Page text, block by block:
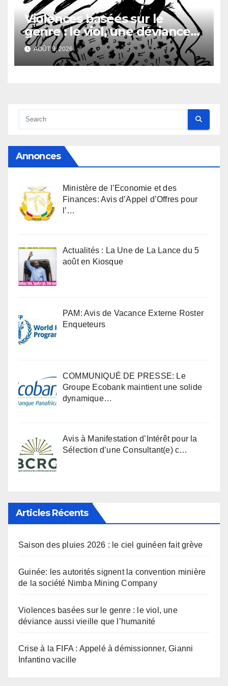
Violences basées sur le
genre : le viol, une déviance
aussi vieille que l’humanité
AOÛT 9, 2026
Annonces
Ministère de l’Economie et des
Finances: Avis d’Appel d’Offres pour
l’…
Actualités : La Une de La Lance du 5
août en Kiosque
PAM: Avis de Vacance Externe Roster
Enqueteurs
COMMUNIQUÉ DE PRESSE: Le
Groupe Ecobank maintient une solide
dynamique…
Avis à Manifestation d’Intérêt pour la
Sélection d’une Consultant(e) c…
Articles Récents
Saison des pluies 2026 : le ciel guinéen fait grève
Guinée: les autorités signent la convention minière
de la société Nimba Mining Company
Violences basées sur le genre : le viol, une
déviance aussi vieille que l’humanité
Crise à la FIFA : Appelé à démissionner, Gianni
Infantino vacille